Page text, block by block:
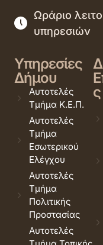
Ωράριο
υπηρεσιών
Υπηρεσίες
Δήμου
Αυτοτελές
Τμήμα Κ.Ε.Π.
Αυτοτελές
Τμήμα
Εσωτερικού
Ελέγχου
Αυτοτελές
Τμήμα
Πολιτικής
Προστασίας
Αυτοτελές